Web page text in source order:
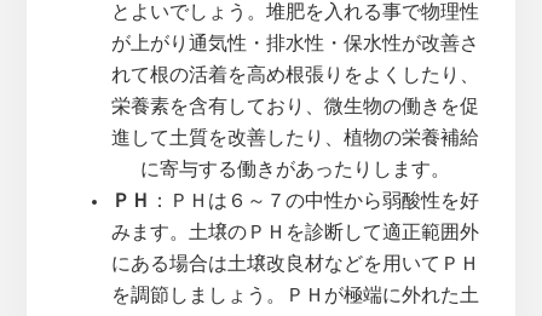
とよいでしょう。堆肥を入れる事で物理性
が上がり通気性・排水性・保水性が改善さ
れて根の活着を高め根張りをよくしたり、
栄養素を含有しており、微生物の働きを促
進して土質を改善したり、植物の栄養補給
に寄与する働きがあったりします。
ＰＨ
：ＰＨは６～７の中性から弱酸性を好
みます。土壌のＰＨを診断して適正範囲外
にある場合は土壌改良材などを用いてＰＨ
を調節しましょう。ＰＨが極端に外れた土